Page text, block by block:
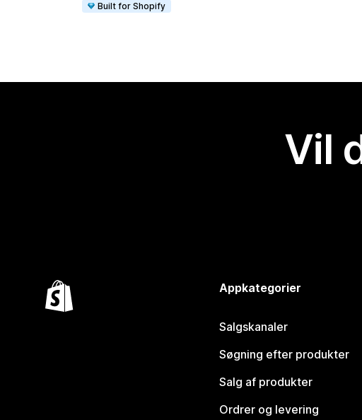
Built for Shopify
Vil
Appkategorier
Salgskanaler
Søgning efter produkter
Salg af produkter
Ordrer og levering